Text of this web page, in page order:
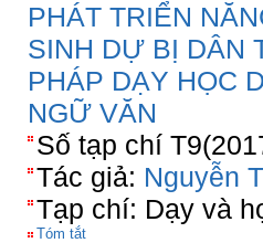
PHÁT TRIỂN
SINH DỰ BỊ DÂN
PHÁP DẠY HỌC
NGỮ VĂN
Số tạp chí
Tác giả: Nguyễn
Tạp chí: Dạy và
Tóm tắt